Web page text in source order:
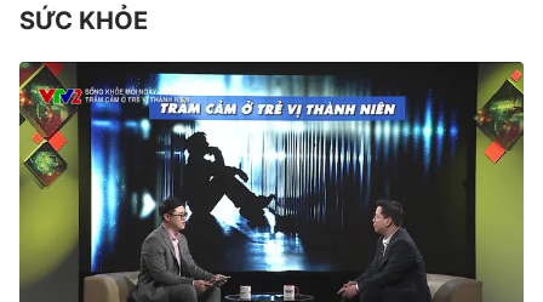
SỨC KHỎE